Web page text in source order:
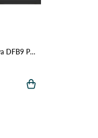
Жіночі шкарпетки Tafinceva DFB9 Різні кольори